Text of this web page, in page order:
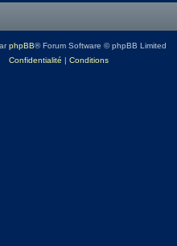
phpBB® Forum Software © phpBB Limited
Confidentialité | Conditions